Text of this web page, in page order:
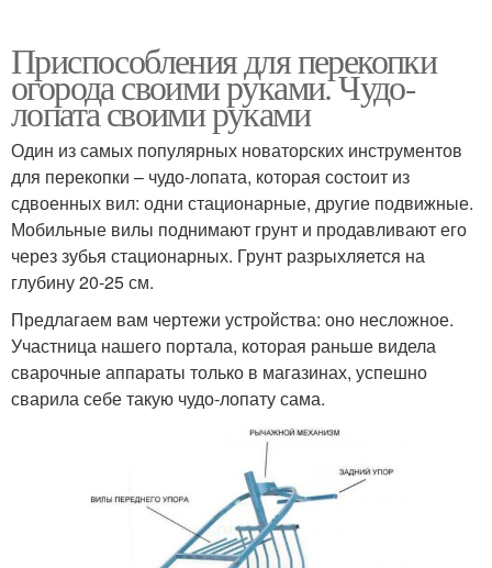
Приспособления для перекопки
огорода своими руками. Чудо-
лопата своими руками
Один из самых популярных новаторских инструментов
для перекопки – чудо-лопата, которая состоит из
сдвоенных вил: одни стационарные, другие подвижные.
Мобильные вилы поднимают грунт и продавливают его
через зубья стационарных. Грунт разрыхляется на
глубину 20-25 см.
Предлагаем вам чертежи устройства: оно несложное.
Участница нашего портала, которая раньше видела
сварочные аппараты только в магазинах, успешно
сварила себе такую чудо-лопату сама.